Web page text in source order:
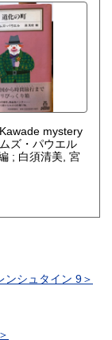
mystery
ムズ・パウエル
; 白須清美, 宮
ンシュタイン 9＞